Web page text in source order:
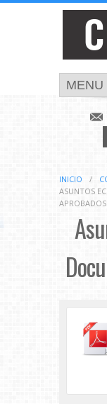
INICIO /
ASUNTOS
APROBADOS